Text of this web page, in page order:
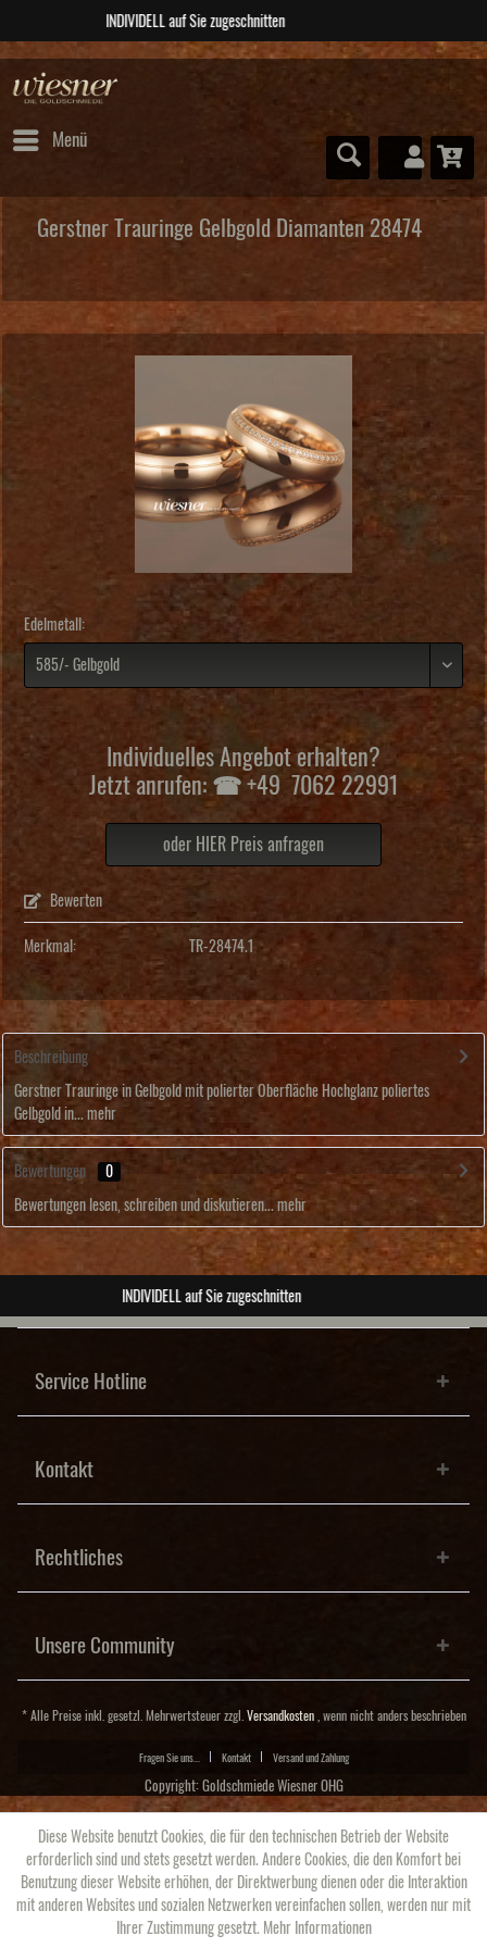
ABSOLUTE Unikate
Menü
Gerstner Trauringe Gelbgold Diamanten 28474
Edelmetall:
Individuelles Angebot erhalten?
Jetzt anrufen: ☎ +49 7062 22991
oder HIER Preis anfragen
Bewerten
Merkmal: TR-28474.1
Beschreibung
Gerstner Trauringe in Gelbgold mit polierter Oberfläche Hochglanz poliertes
Gelbgold in... mehr
Bewertungen 0
Bewertungen lesen, schreiben und diskutieren... mehr
ABSOLUTE Unikate
Service Hotline
Kontakt
Rechtliches
Unsere Community
* Alle Preise inkl. gesetzl. Mehrwertsteuer zzgl. Versandkosten, wenn nicht anders beschrieben
Fragen Sie uns... Kontakt Versand und Zahlung
Copyright: Goldschmiede Wiesner OHG
Diese Website benutzt Cookies, die für den technischen Betrieb der Website
erforderlich sind und stets gesetzt werden. Andere Cookies, die den Komfort bei
Benutzung dieser Website erhöhen, der Direktwerbung dienen oder die Interaktion
mit anderen Websites und sozialen Netzwerken vereinfachen sollen, werden nur mit
Ihrer Zustimmung gesetzt. Mehr Informationen